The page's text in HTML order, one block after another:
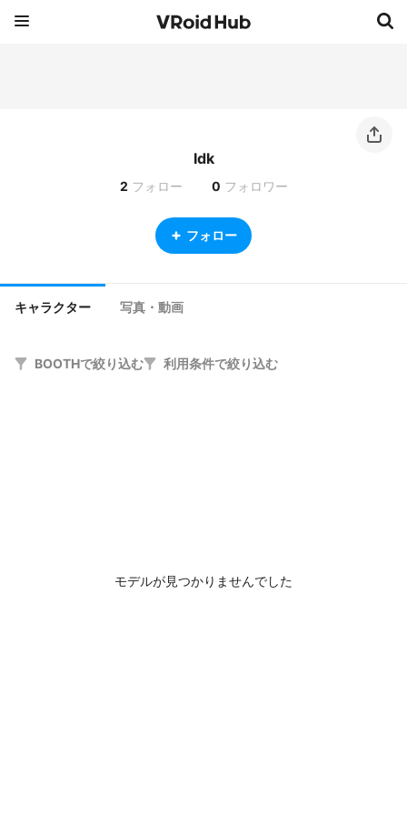
Idk
2 フォロー 0 フォロワー
フォロー
キャラクター 写真・動画
BOOTHで絞り込む 利用条件で絞り込む
モデルが見つかりませんでした